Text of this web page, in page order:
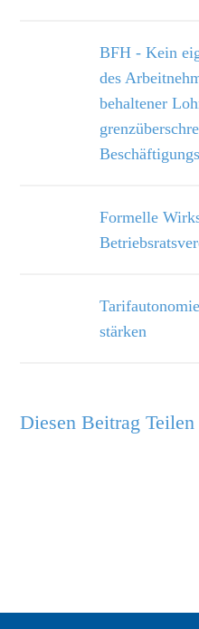
BFH - Kein
des
behaltener
Formelle
Diesen Beitrag Teilen